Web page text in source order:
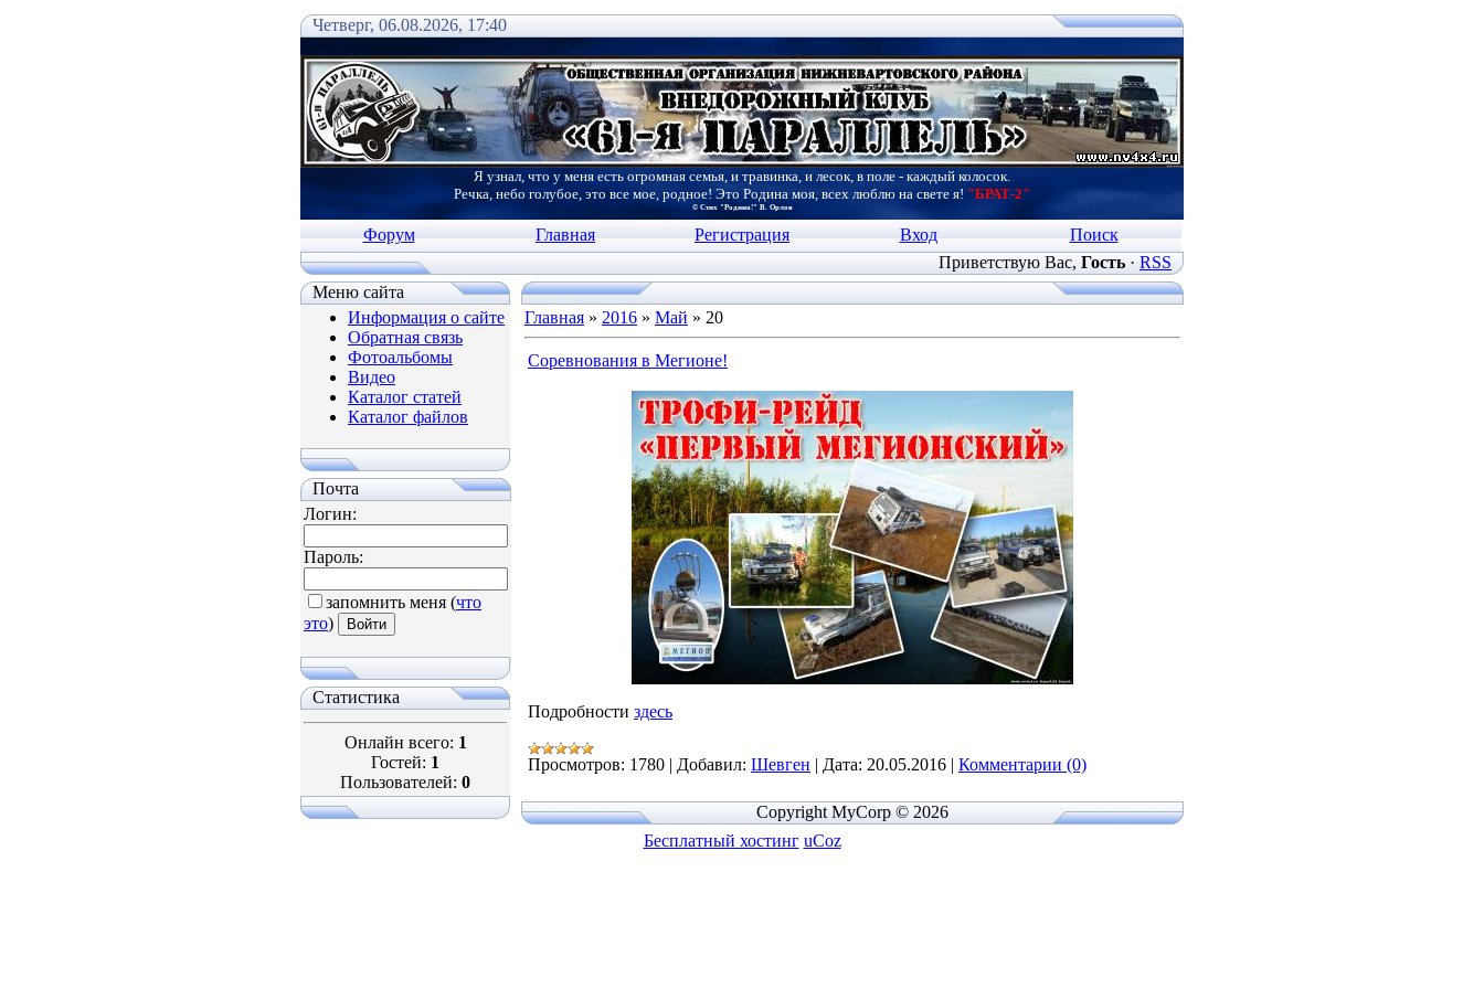
Четверг, 06.08.2026, 17:40
Я узнал, что у меня есть огромная семья, и травинка, и лесок, в поле - каждый колосок.
Речка, небо голубое, это все мое, родное! Это Родина моя, всех люблю на свете я! "БРАТ-2"
© Стих "Родина!" В. Орлов
Форум Главная Регистрация Вход
Поиск
Приветствую Вас, Гость· RSS
Меню сайта
Информация о сайте
Обратная связь
Фотоальбомы
Видео
Каталог статей
Каталог файлов
Почта
Логин:
Пароль:
запомнить меня (что
это)
Статистика
Онлайн всего: 1
Гостей: 1
Пользователей: 0
Главная » 2016 » Май » 20
Соревнования в Мегионе!
Подробности здесь
Просмотров: 1780 | Добавил: Шевген | Дата: 20.05.2016 | Комментарии (0)
Copyright MyCorp © 2026
Бесплатный хостинг uCoz